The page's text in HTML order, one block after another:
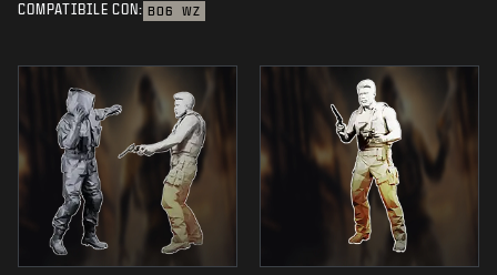
COMPATIBILE CON: BO6 WZ